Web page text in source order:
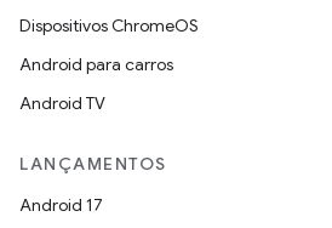
Dispositivos ChromeOS
Android para carros
Android TV
LANÇAMENTOS
Android 17